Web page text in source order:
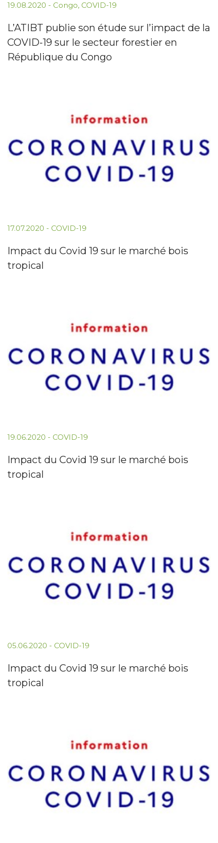
19.08.2020 - Congo, COVID-19
L’ATIBT publie son étude sur l’impact de la
COVID-19 sur le secteur forestier en
République du Congo
17.07.2020 - COVID-19
Impact du Covid 19 sur le marché bois
tropical
19.06.2020 - COVID-19
Impact du Covid 19 sur le marché bois
tropical
05.06.2020 - COVID-19
Impact du Covid 19 sur le marché bois
tropical